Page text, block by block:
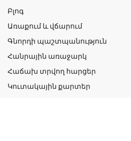
Բլոգ
Առաքում և վճարում
Գնորդի պաշտպանություն
Հանրային առաջարկ
Հաճախ տրվող հարցեր
Կուտակային քարտեր